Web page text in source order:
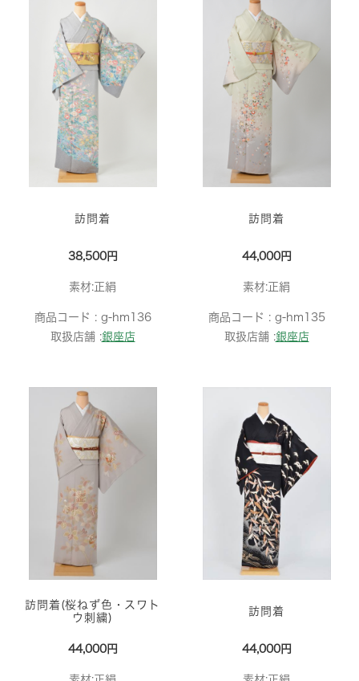
訪問着
38,500円
素材:正絹
商品コード : g-hm136
取扱店舗 :銀座店
訪問着
44,000円
素材:正絹
商品コード : g-hm135
取扱店舗 :銀座店
訪問着(桜ねず色・スワト
ウ刺繍)
44,000円
訪問着
44,000円